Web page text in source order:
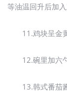
等油温回升后加
11.鸡块呈金
12.碗里加六
13.韩式番茄